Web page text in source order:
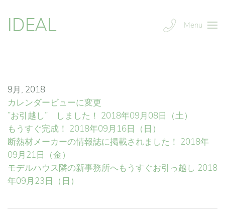
IDEAL Menu
9月, 2018
カレンダービューに変更
”お引越し” しました！ 2018年09月08日（土）
もうすぐ完成！ 2018年09月16日（日）
断熱材メーカーの情報誌に掲載されました！ 2018年
09月21日（金）
モデルハウス隣の新事務所へもうすぐお引っ越し 2018
年09月23日（日）